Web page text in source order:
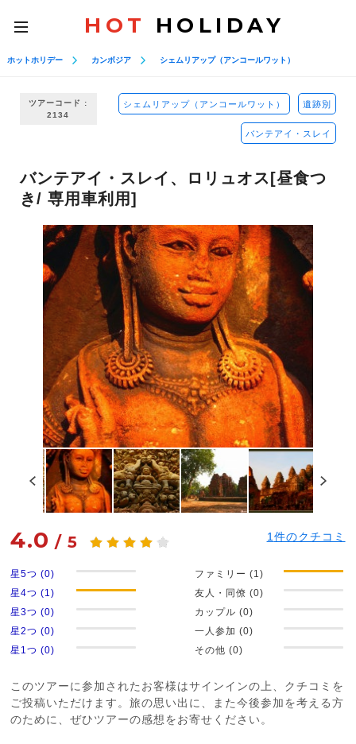
toggle
navigation
HOT HOLIDAY
ホットホリデー カンボジア シェムリアップ（アンコールワット）
ツアーコード :
2134
シェムリアップ（アンコールワット） 遺跡別
バンテアイ・スレイ
バンテアイ・スレイ、ロリュオス[昼食つ
き/ 専用車利用]
4.0 /5 1件のクチコミ
星5つ (0)
星4つ (1)
星3つ (0)
星2つ (0)
星1つ (0)
ファミリー (1)
友人・同僚 (0)
カップル (0)
一人参加 (0)
その他 (0)
このツアーに参加されたお客様はサインインの上、クチコミを
ご投稿いただけます。旅の思い出に、また今後参加を考える方
のために、ぜひツアーの感想をお寄せください。